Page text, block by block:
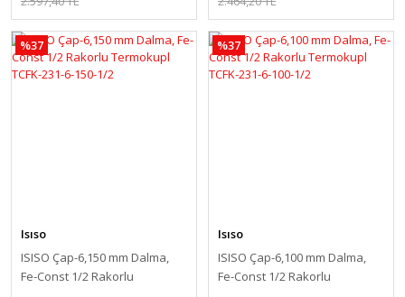
%37
Isıso
ISISO Çap-6,150 mm Dalma,
Fe-Const 1/2 Rakorlu
%37
Isıso
ISISO Çap-6,100 mm Dalma,
Fe-Const 1/2 Rakorlu